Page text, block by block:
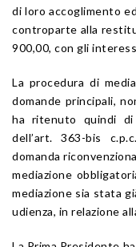
di loro accoglimento
controparte alla
900,00, con gli
La procedura di
domande principali,
ha ritenuto quindi
dell’art. 363-bis
domanda
mediazione
mediazione sia stata
udienza, in relazione